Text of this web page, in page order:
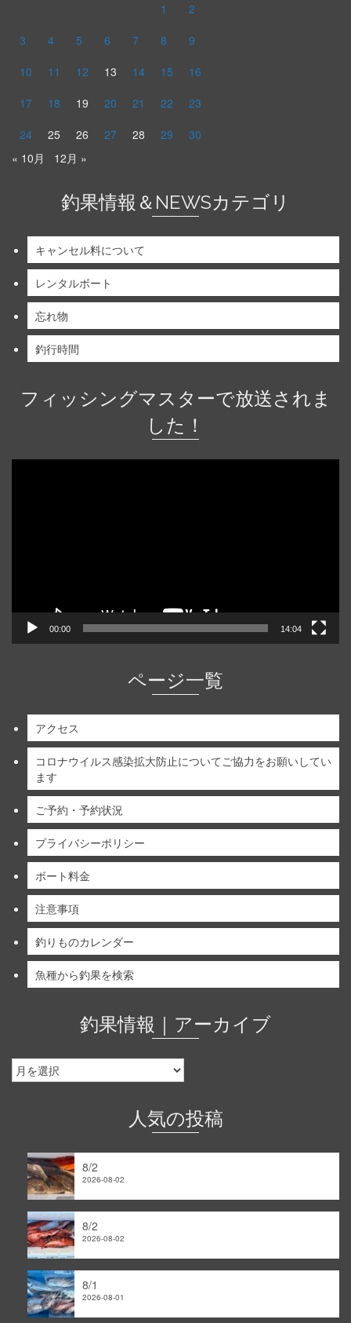
1
2
3
4 5 6 7 8
9
10
11 12 13 14 15
16
17
18 19 20 21 22
23
24
25 26 27 28 29
30
« 10月
12月 »
釣果情報＆NEWSカテゴリ
キャンセル料について
レンタルボート
忘れ物
釣行時間
フィッシングマスターで放送されま
した！
00:00 14:04
ページ一覧
アクセス
コロナウイルス感染拡大防止についてご協力をお願いしてい
ます
ご予約・予約状況
プライバシーポリシー
ボート料金
注意事項
釣りものカレンダー
魚種から釣果を検索
釣果情報｜アーカイブ
釣
果
人気の投稿
8/2
2026-08-02
8/2
2026-08-02
8/1
2026-08-01